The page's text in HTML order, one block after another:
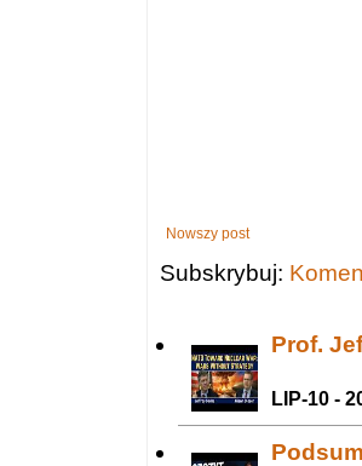
Nowszy post
Subskrybuj:
Prof.
LIP-10 -